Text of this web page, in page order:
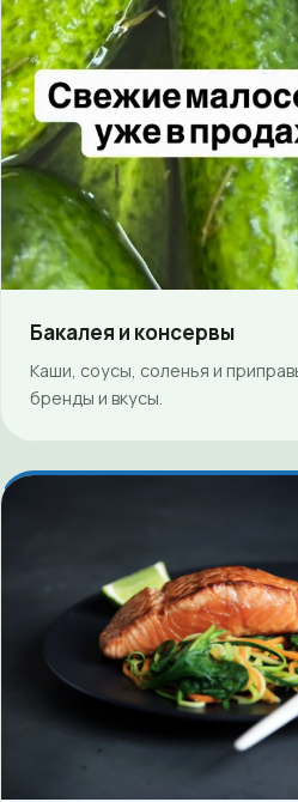
Бакалея и консервы
Каши, соусы, соленья и
бренды и вкусы.